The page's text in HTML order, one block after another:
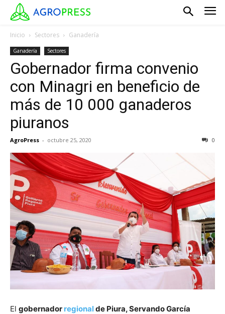
Inicio Sectores Ganadería
Ganadería Sectores
Gobernador firma convenio
con Minagri en beneficio de
más de 10 000 ganaderos
piuranos
AgroPress - octubre 25, 2020 0
El gobernador regionalde Piura, Servando García